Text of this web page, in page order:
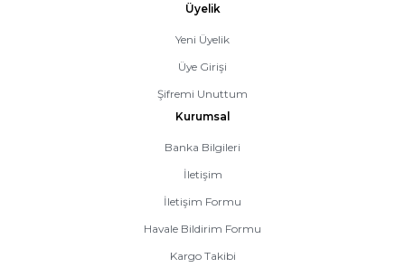
Üyelik
Yeni Üyelik
Üye Girişi
Şifremi Unuttum
Kurumsal
Banka Bilgileri
İletişim
İletişim Formu
Havale Bildirim Formu
Kargo Takibi